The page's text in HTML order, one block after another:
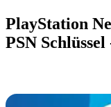
PlayStation
PSN